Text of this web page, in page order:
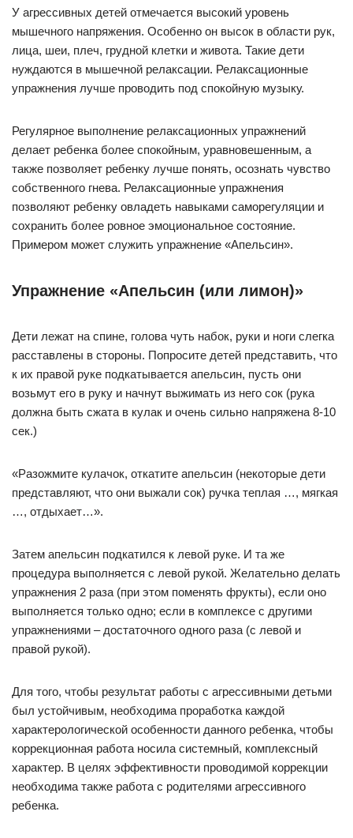
У агрессивных детей отмечается высокий уровень
мышечного напряжения. Особенно он высок в области рук,
лица, шеи, плеч, грудной клетки и живота. Такие дети
нуждаются в мышечной релаксации. Релаксационные
упражнения лучше проводить под спокойную музыку.
Регулярное выполнение релаксационных упражнений
делает ребенка более спокойным, уравновешенным, а
также позволяет ребенку лучше понять, осознать чувство
собственного гнева. Релаксационные упражнения
позволяют ребенку овладеть навыками саморегуляции и
сохранить более ровное эмоциональное состояние.
Примером может служить упражнение «Апельсин».
Упражнение «Апельсин (или лимон)»
Дети лежат на спине, голова чуть набок, руки и ноги слегка
расставлены в стороны. Попросите детей представить, что
к их правой руке подкатывается апельсин, пусть они
возьмут его в руку и начнут выжимать из него сок (рука
должна быть сжата в кулак и очень сильно напряжена 8-10
сек.)
«Разожмите кулачок, откатите апельсин (некоторые дети
представляют, что они выжали сок) ручка теплая …, мягкая
…, отдыхает…».
Затем апельсин подкатился к левой руке. И та же
процедура выполняется с левой рукой. Желательно делать
упражнения 2 раза (при этом поменять фрукты), если оно
выполняется только одно; если в комплексе с другими
упражнениями – достаточного одного раза (с левой и
правой рукой).
Для того, чтобы результат работы с агрессивными детьми
был устойчивым, необходима проработка каждой
характерологической особенности данного ребенка, чтобы
коррекционная работа носила системный, комплексный
характер. В целях эффективности проводимой коррекции
необходима также работа с родителями агрессивного
ребенка.